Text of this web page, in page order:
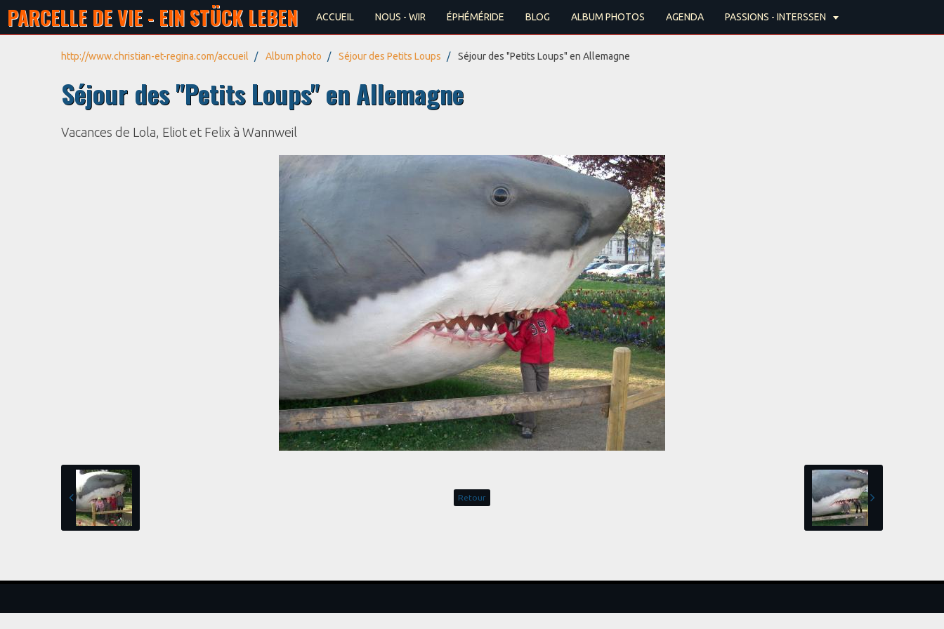
PARCELLE DE VIE - EIN STÜCK LEBEN ACCUEIL NOUS - WIR ÉPHÉMÉRIDE BLOG ALBUM PHOTOS AGENDA PASSIONS - INTERSSEN
http://www.christian-et-regina.com/accueil Album photo Séjour des Petits Loups Séjour des "Petits Loups" en Allemagne
Séjour des "Petits Loups" en Allemagne
Vacances de Lola, Eliot et Felix à Wannweil
Retour